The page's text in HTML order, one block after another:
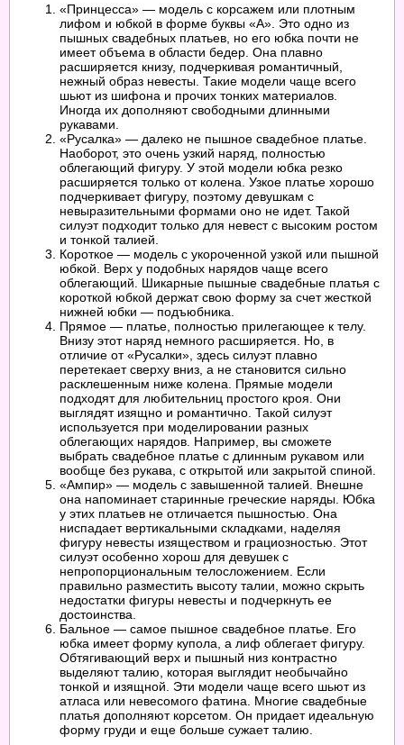
«Принцесса» — модель с корсажем или плотным
лифом и юбкой в форме буквы «А». Это одно из
пышных свадебных платьев, но его юбка почти не
имеет объема в области бедер. Она плавно
расширяется книзу, подчеркивая романтичный,
нежный образ невесты. Такие модели чаще всего
шьют из шифона и прочих тонких материалов.
Иногда их дополняют свободными длинными
рукавами.
«Русалка» — далеко не пышное свадебное платье.
Наоборот, это очень узкий наряд, полностью
облегающий фигуру. У этой модели юбка резко
расширяется только от колена. Узкое платье хорошо
подчеркивает фигуру, поэтому девушкам с
невыразительными формами оно не идет. Такой
силуэт подходит только для невест с высоким ростом
и тонкой талией.
Короткое — модель с укороченной узкой или пышной
юбкой. Верх у подобных нарядов чаще всего
облегающий. Шикарные пышные свадебные платья с
короткой юбкой держат свою форму за счет жесткой
нижней юбки — подъюбника.
Прямое — платье, полностью прилегающее к телу.
Внизу этот наряд немного расширяется. Но, в
отличие от «Русалки», здесь силуэт плавно
перетекает сверху вниз, а не становится сильно
расклешенным ниже колена. Прямые модели
подходят для любительниц простого кроя. Они
выглядят изящно и романтично. Такой силуэт
используется при моделировании разных
облегающих нарядов. Например, вы сможете
выбрать свадебное платье с длинным рукавом или
вообще без рукава, с открытой или закрытой спиной.
«Ампир» — модель с завышенной талией. Внешне
она напоминает старинные греческие наряды. Юбка
у этих платьев не отличается пышностью. Она
ниспадает вертикальными складками, наделяя
фигуру невесты изяществом и грациозностью. Этот
силуэт особенно хорош для девушек с
непропорциональным телосложением. Если
правильно разместить высоту талии, можно скрыть
недостатки фигуры невесты и подчеркнуть ее
достоинства.
Бальное — самое пышное свадебное платье. Его
юбка имеет форму купола, а лиф облегает фигуру.
Обтягивающий верх и пышный низ контрастно
выделяют талию, которая выглядит необычайно
тонкой и изящной. Эти модели чаще всего шьют из
атласа или невесомого фатина. Многие свадебные
платья дополняют корсетом. Он придает идеальную
форму груди и еще больше сужает талию.